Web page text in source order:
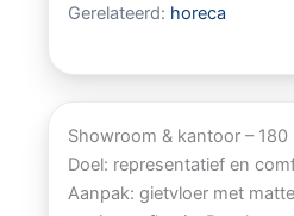
Gerelateerd: horeca
Showroom & kantoor – 180
Doel: representatief en
Aanpak: gietvloer met